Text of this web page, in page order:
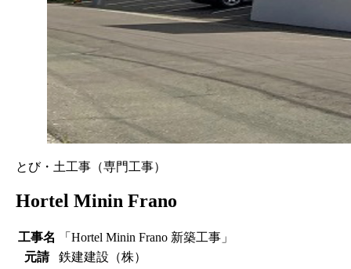
とび・土工事（専門工事）
Hortel Minin Frano
工事名
「Hortel Minin Frano 新築工事」
元請
鉄建建設（株）